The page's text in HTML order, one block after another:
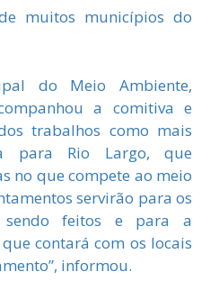
muitos municípios do
do Meio Ambiente,
a comitiva e
trabalhos como mais
para Rio Largo, que
no que compete ao meio
servirão para os
sendo feitos e para a
contará com os locais
informou.